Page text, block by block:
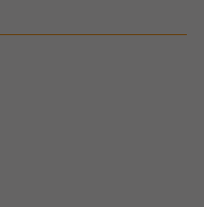
して個性が存分に発揮で